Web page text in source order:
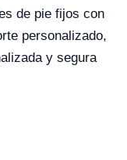
de pie fijos con
personalizado,
y segura